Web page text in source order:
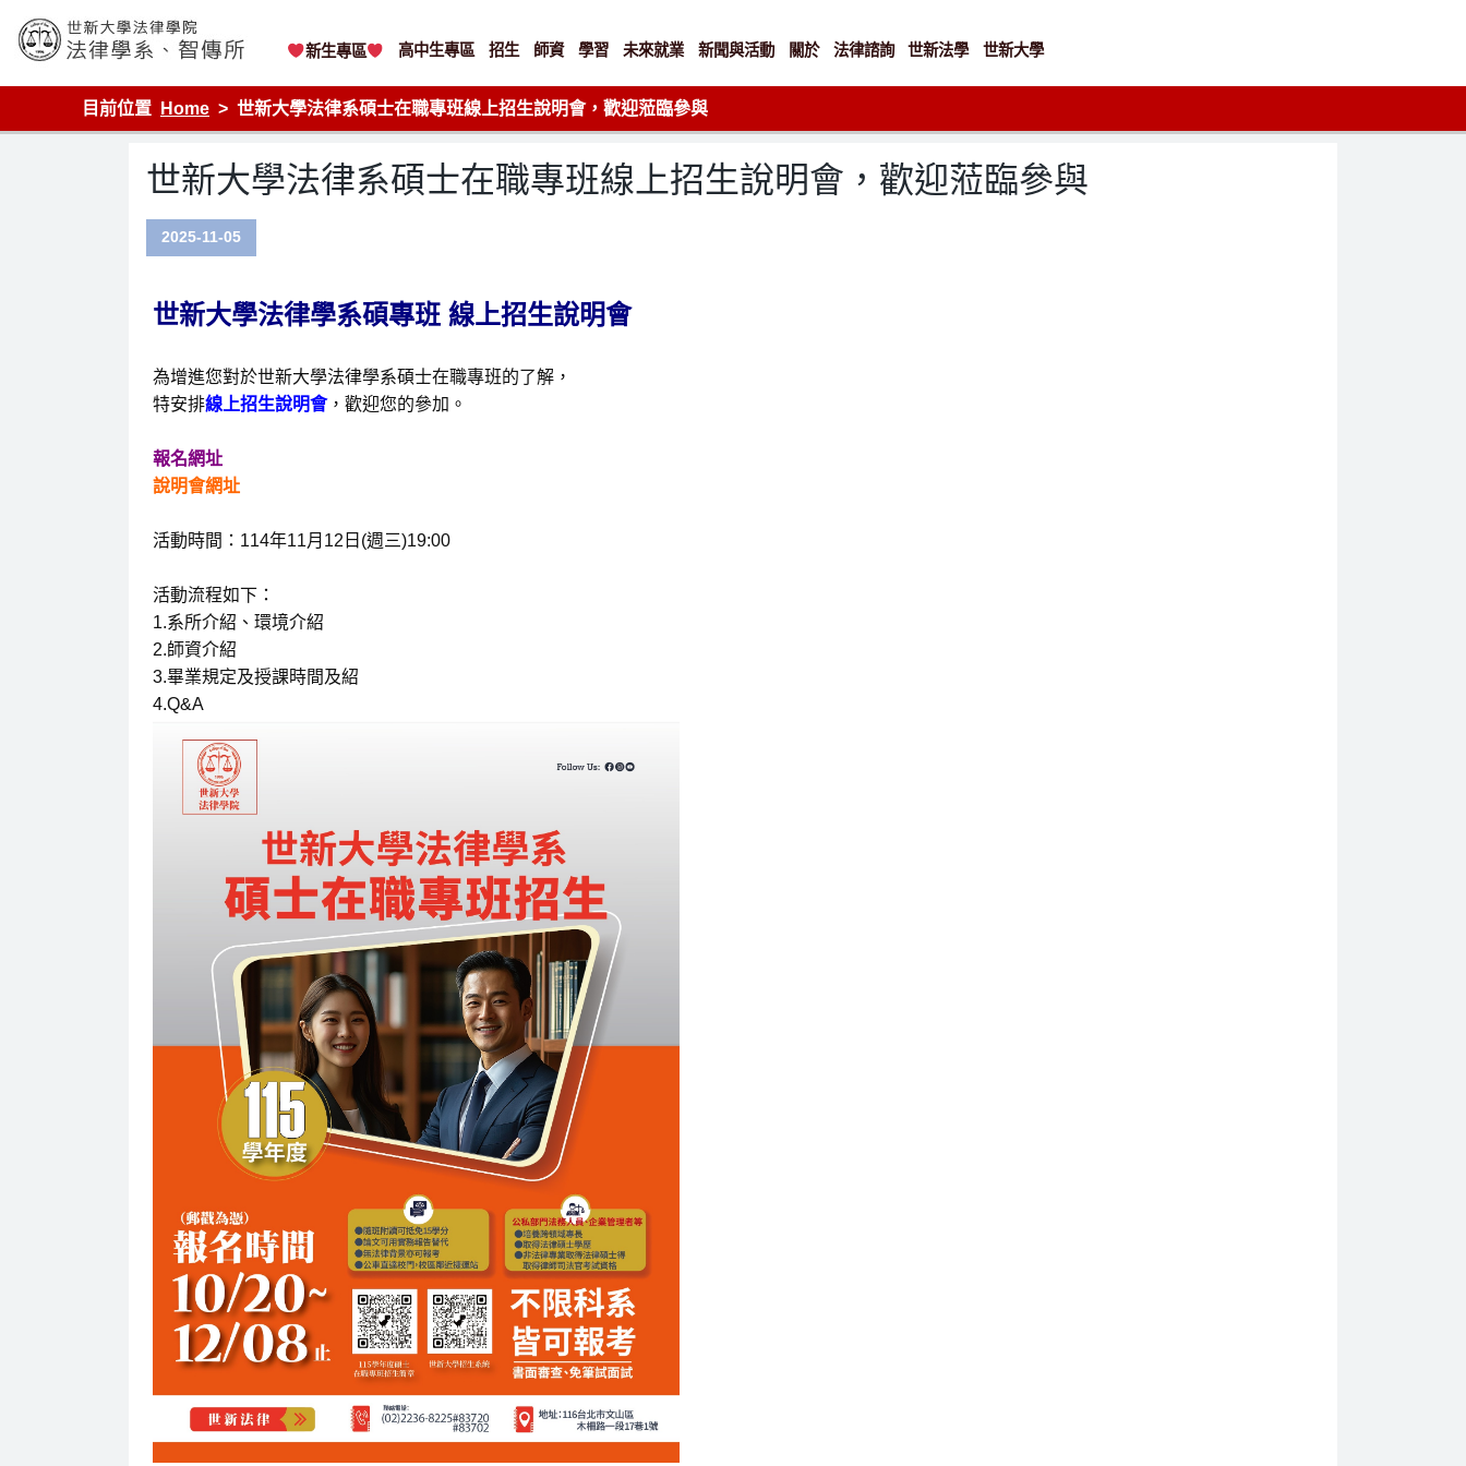
content
世新大學法律學院-法律學系-智慧財產暨科技法律研究所
新生專區 高中生專區 招生 師資 學習 未來就業 新聞與活動 關於 法律諮詢 世新法學 世新大學
目前位置 Home 世新大學法律系碩士在職專班線上招生說明會，歡迎蒞臨參與
世新大學法律系碩士在職專班線上招生說明會，歡迎蒞臨參與
2025-11-05
世新大學法律學系碩專班 線上招生說明會
為增進您對於世新大學法律學系碩士在職專班的了解，
特安排線上招生說明會，歡迎您的參加。
報名網址
說明會網址
活動時間：114年11月12日(週三)19:00
活動流程如下：
1.系所介紹、環境介紹
2.師資介紹
3.畢業規定及授課時間及紹
4.Q&A